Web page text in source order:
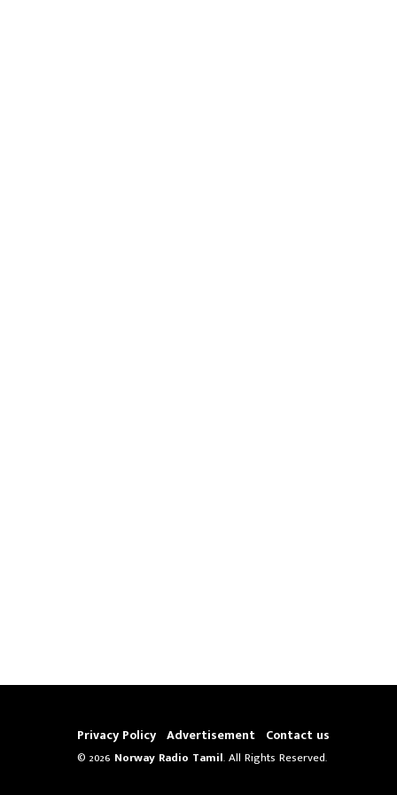
Privacy Policy Advertisement Contact us
© 2026 Norway Radio Tamil. All Rights Reserved.